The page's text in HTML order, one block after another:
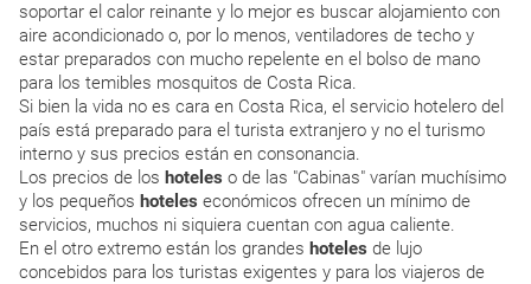
soportar el calor reinante y lo mejor es buscar alojamiento con
aire acondicionado o, por lo menos, ventiladores de techo y
estar preparados con mucho repelente en el bolso de mano
para los temibles mosquitos de Costa Rica.
Si bien la vida no es cara en Costa Rica, el servicio hotelero del
país está preparado para el turista extranjero y no el turismo
interno y sus precios están en consonancia.
Los precios de los hoteles o de las "Cabinas" varían muchísimo
y los pequeños hoteles económicos ofrecen un mínimo de
servicios, muchos ni siquiera cuentan con agua caliente.
En el otro extremo están los grandes hoteles de lujo
concebidos para los turistas exigentes y para los viajeros de